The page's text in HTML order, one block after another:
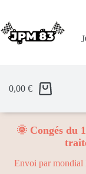
contenu
0,00 €
🌞 Congés du
Envoi par mondial